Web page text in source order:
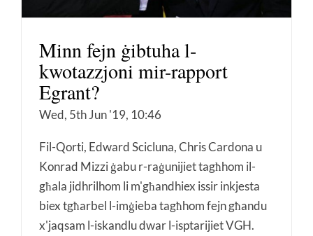
Minn fejn ġibtuha l-
kwotazzjoni mir-rapport
Egrant?
Wed, 5th Jun '19, 10:46
Fil-Qorti, Edward Scicluna, Chris Cardona u
Konrad Mizzi ġabu r-raġunijiet tagħhom il-
għala jidhrilhom li m'għandhiex issir inkjesta
biex tgħarbel l-imġieba tagħhom fejn għandu
x'jaqsam l-iskandlu dwar l-isptarijiet VGH.